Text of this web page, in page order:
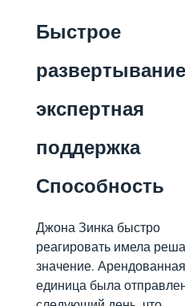
Быстрое
экспертная
поддержка
Способность
Джона Зинка быстро
реагировать имела
значение. Арендованная
единица была